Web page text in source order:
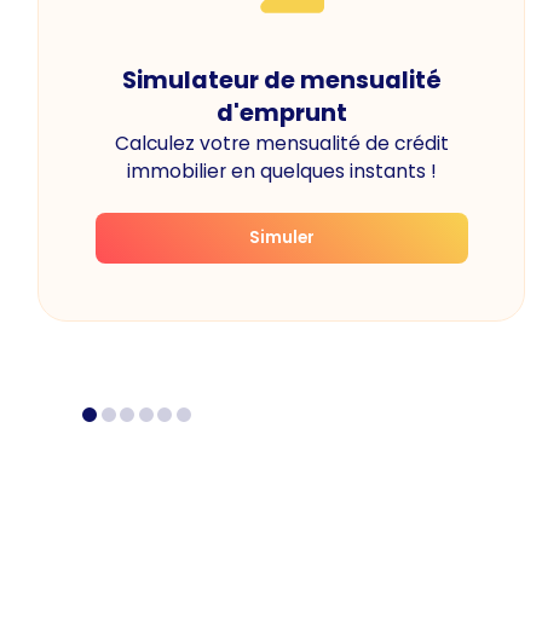
Simulateur de mensualité
d'emprunt
Calculez votre mensualité de crédit
immobilier en quelques instants !
Simuler